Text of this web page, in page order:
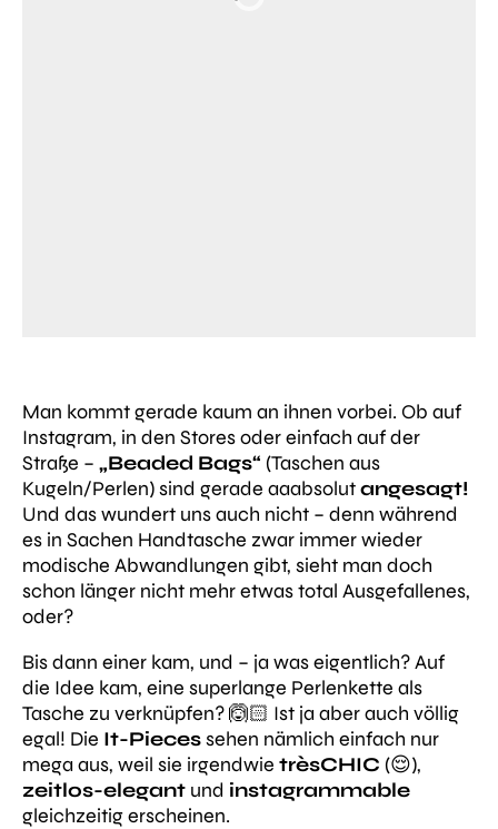
Man kommt gerade kaum an ihnen vorbei. Ob auf
Instagram, in den Stores oder einfach auf der
Straße – „Beaded Bags“ (Taschen aus
Kugeln/Perlen) sind gerade aaabsolutangesagt!
Und das wundert uns auch nicht – denn während
es in Sachen Handtasche zwar immer wieder
modische Abwandlungen gibt, sieht man doch
schon länger nicht mehr etwas total Ausgefallenes,
oder?
Bis dann einer kam, und – ja was eigentlich? Auf
die Idee kam, eine superlange Perlenkette als
Tasche zu verknüpfen? 🙆🏻 Ist ja aber auch völlig
egal! Die It-Piecessehen nämlich einfach nur
mega aus, weil sie irgendwie trèsCHIC (😌),
zeitlos-elegant und instagrammable
gleichzeitig erscheinen.